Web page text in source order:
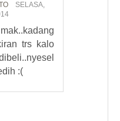
SELASA,
trs kalo
:(